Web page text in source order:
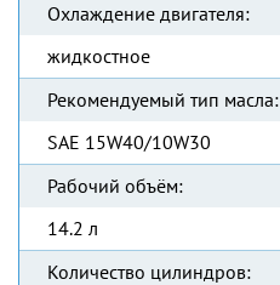
Охлаждение двигателя:
жидкостное
Рекомендуемый тип масла:
SAE 15W40/10W30
Рабочий объём:
14.2 л
Количество цилиндров: